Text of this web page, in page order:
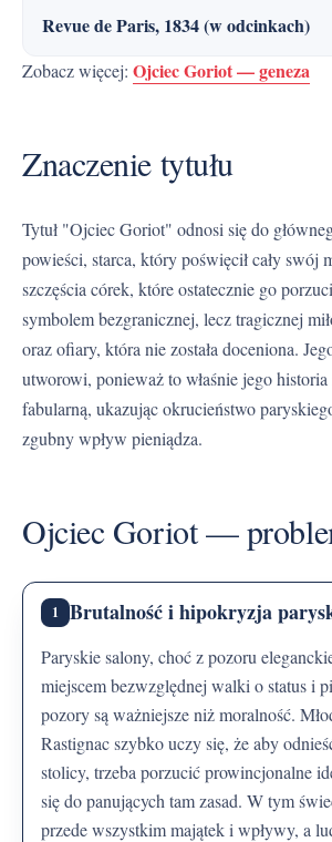
Revue de Paris, 1834 (w odcinkach)
Zobacz więcej: Ojciec Goriot — geneza
Znaczenie tytułu
Tytuł "Ojciec Goriot" odnosi się do głównego bohatera
powieści, starca, który poświęcił cały swój
szczęścia córek, które ostatecznie go
symbolem bezgranicznej, lecz tragicznej
oraz ofiary, która nie została doceniona.
utworowi, ponieważ to właśnie jego
fabularną, ukazując okrucieństwo
zgubny wpływ pieniądza.
Ojciec Goriot —
1 Brutalność i hipokryzja
Paryskie salony, choć z pozoru eleganckie, okazują się
miejscem bezwzględnej walki o status i
pozory są ważniejsze niż moralność.
Rastignac szybko uczy się, że aby
stolicy, trzeba porzucić prowincjonalne
się do panujących tam zasad. W tym
przede wszystkim majątek i wpływy, a